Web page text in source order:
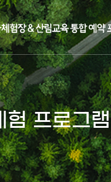
험 프로그